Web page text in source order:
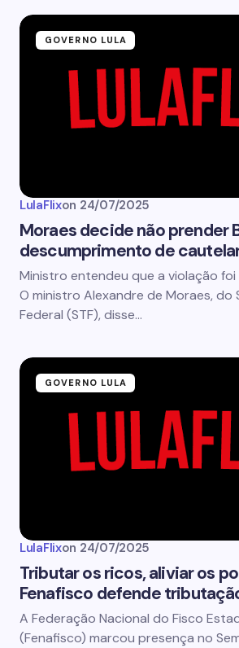
GOVERNO LULA
LulaFlixon 24/07/2025
Moraes decide não prender
descumprimento de
Ministro entendeu que a violação foi
O ministro Alexandre de Moraes, do
Federal (STF), disse…
GOVERNO LULA
LulaFlixon 24/07/2025
Tributar os ricos, aliviar os
Fenafisco defende
A Federação Nacional do Fisco
(Fenafisco) marcou presença no